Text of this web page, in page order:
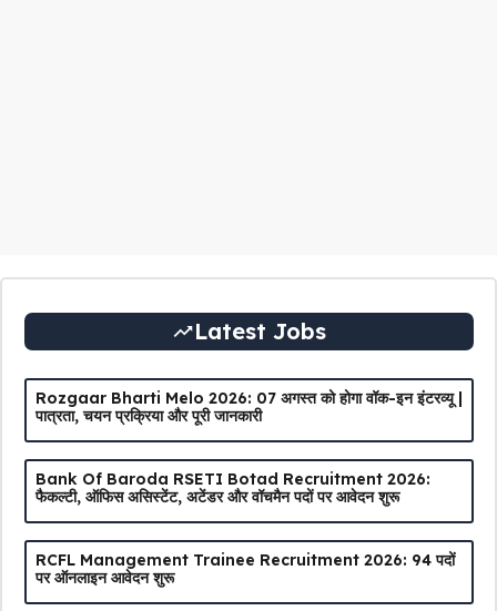
Latest Jobs
Rozgaar Bharti Melo 2026: 07 अगस्त को होगा वॉक-इन इंटरव्यू |
पात्रता, चयन प्रक्रिया और पूरी जानकारी
Bank Of Baroda RSETI Botad Recruitment 2026:
फैकल्टी, ऑफिस असिस्टेंट, अटेंडर और वॉचमैन पदों पर आवेदन शुरू
RCFL Management Trainee Recruitment 2026: 94 पदों
पर ऑनलाइन आवेदन शुरू